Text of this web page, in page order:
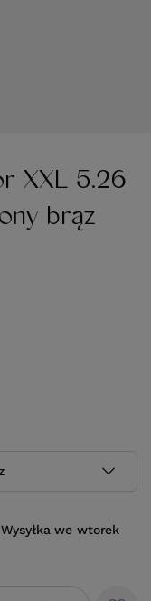
XXL 5.26
brąz
Wysyłkawe wtorek